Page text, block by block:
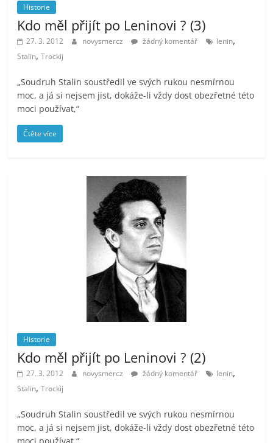
Historie
Kdo měl přijít po Leninovi ? (3)
27. 3. 2012 novysmercz žádný komentář lenin,
Stalin,Trockij
„Soudruh Stalin soustředil ve svých rukou nesmírnou
moc, a já si nejsem jist, dokáže-li vždy dost obezřetné této
moci používat,“
Čtěte více
Historie
Kdo měl přijít po Leninovi ? (2)
27. 3. 2012 novysmercz žádný komentář lenin,
Stalin,Trockij
„Soudruh Stalin soustředil ve svých rukou nesmírnou
moc, a já si nejsem jist, dokáže-li vždy dost obezřetné této